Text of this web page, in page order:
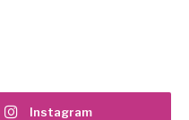
Instagram